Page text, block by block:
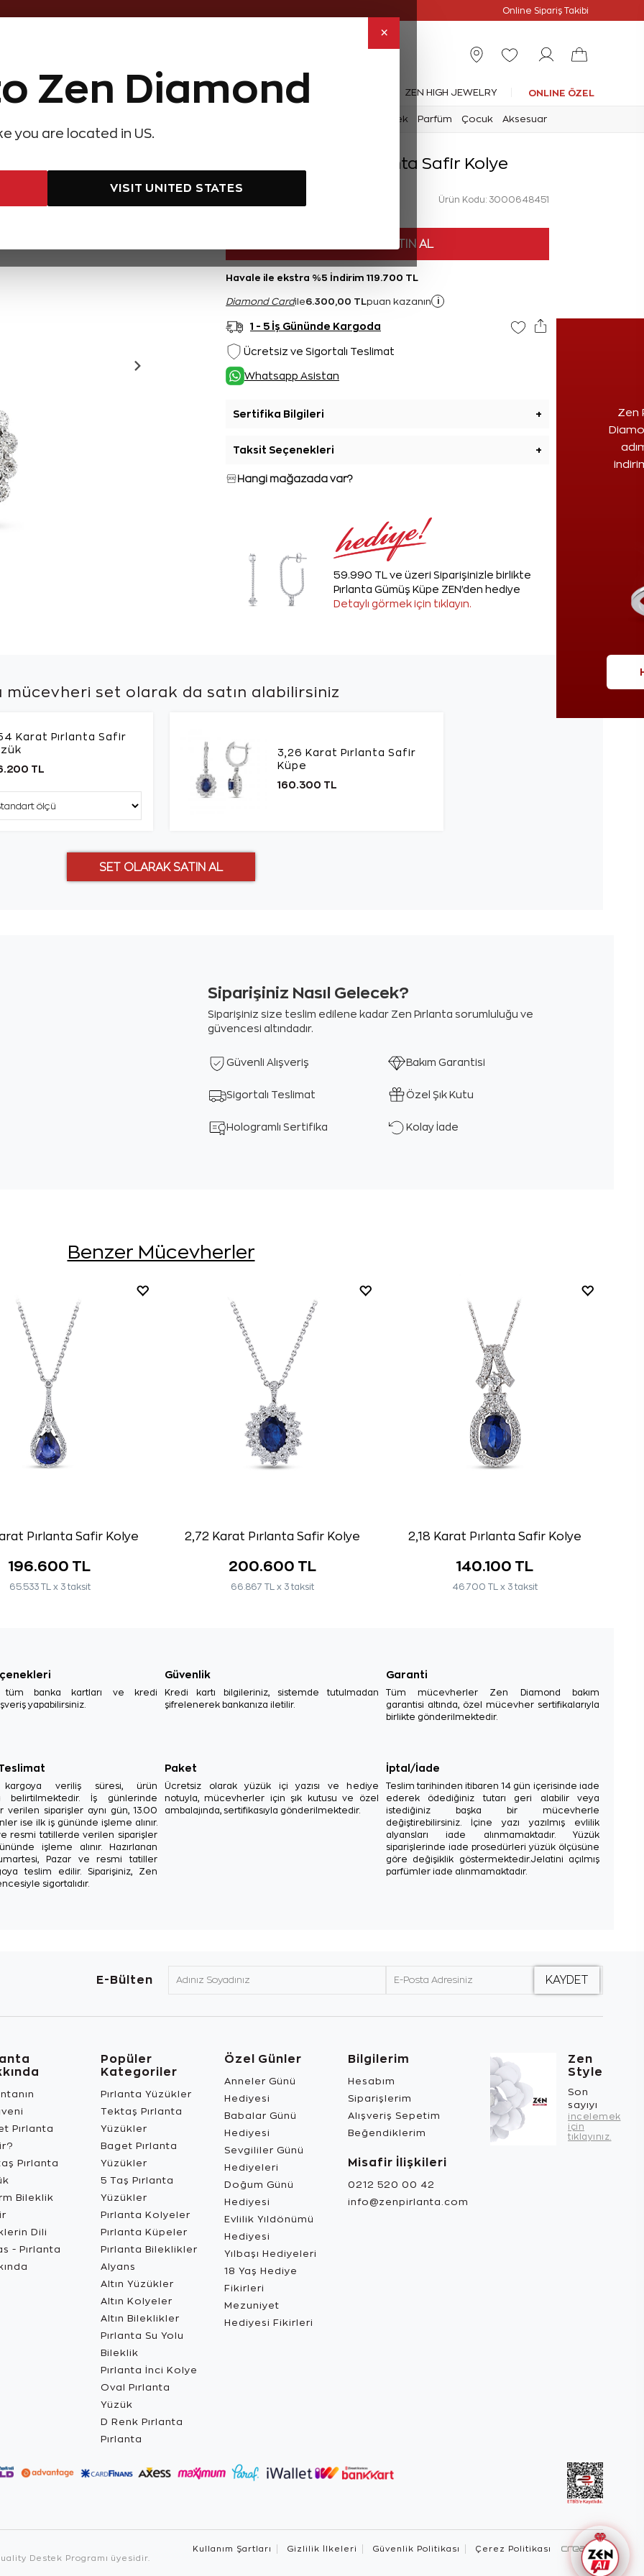
×
Zen Diamond
you are located in US.
VISIT UNITED STATES
Online Sipariş Takibi
Hediye Önerileri Evlilik Teklifi Setler Özel Koleksiyonlar ZEN HIGH JEWELRY ONLINE ÖZEL
Erkek Parfüm Çocuk Aksesuar
2,23 Karat Pırlanta Safir Kolye
Ürün Kodu: 3000648451
126.000 TL
HEMEN SATIN AL
Havale ile ekstra %5 İndirim 119.700 TL
Diamond Cardile6.300,00 TL puan kazanın i
Zen
1 - 5 İş Gününde Kargoda
Ücretsiz ve Sigortalı Teslimat
Whatsapp Asistan
Sertifika Bilgileri +
Taksit Seçenekleri +
Hangi mağazada var?
59.990 TL ve üzeri Siparişinizle birlikte
Pırlanta Gümüş Küpe ZEN'den hediye
Detaylı görmek için tıklayın.
mücevheri set olarak da satın alabilirsiniz
Karat Pırlanta Safir
TL
3,26 Karat Pırlanta Safir
Küpe
160.300 TL
Siparişiniz Nasıl Gelecek?
Siparişiniz size teslim edilene kadar Zen Pırlanta sorumluluğu ve
güvencesi altındadır.
Güvenli Alışveriş Bakım Garantisi
Sigortalı Teslimat Özel Şık Kutu
Hologramlı Sertifika Kolay İade
Benzer Mücevherler
Pırlanta Safir Kolye
196.600 TL
65.533 TL x 3 taksit
2,72 Karat Pırlanta Safir Kolye
200.600 TL
66.867 TL x 3 taksit
2,18 Karat Pırlanta Safir Kolye
140.100 TL
46.700 TL x 3 taksit
tüm banka kartları ve kredi
yapabilirsiniz.
Güvenlik
Kredi kartı bilgileriniz, sistemde tutulmadan
şifrelenerek bankanıza iletilir.
Garanti
Tüm mücevherler Zen Diamond bakım
garantisi altında, özel mücevher sertifikalarıyla
birlikte gönderilmektedir.
kargoya veriliş süresi, ürün
belirtilmektedir. İş günlerinde
verilen siparişler aynı gün, 13.00
ise ilk iş gününde işleme alınır.
resmi tatillerde verilen siparişler
işleme alınır. Hazırlanan
Pazar ve resmi tatiller
teslim edilir. Siparişiniz, Zen
sigortalıdır.
Paket
Ücretsiz olarak yüzük içi yazısı ve hediye
notuyla, mücevherler için şık kutusu ve özel
ambalajında, sertifikasıyla gönderilmektedir.
İptal/İade
Teslim tarihinden itibaren 14 gün içerisinde iade
ederek ödediğiniz tutarı geri alabilir veya
istediğiniz başka bir mücevherle
değiştirebilirsiniz. İçine yazı yazılmış evlilik
alyansları iade alınmamaktadır. Yüzük
siparişlerinde iade prosedürleri yüzük ölçüsüne
göre değişiklik göstermektedir.Jelatini açılmış
parfümler iade alınmamaktadır.
E-Bülten
Pırlanta
Pırlanta
Bileklik
Dili
- Pırlanta
Popüler
Kategoriler
Pırlanta Yüzükler
Tektaş Pırlanta
Yüzükler
Baget Pırlanta
Yüzükler
5 Taş Pırlanta
Yüzükler
Pırlanta Kolyeler
Pırlanta Küpeler
Pırlanta Bileklikler
Alyans
Altın Yüzükler
Altın Kolyeler
Altın Bileklikler
Pırlanta Su Yolu
Bileklik
Pırlanta İnci Kolye
Oval Pırlanta
Yüzük
D Renk Pırlanta
Pırlanta
Özel Günler
Anneler Günü
Hediyesi
Babalar Günü
Hediyesi
Sevgililer Günü
Hediyeleri
Doğum Günü
Hediyesi
Evlilik Yıldönümü
Hediyesi
Yılbaşı Hediyeleri
18 Yaş Hediye
Fikirleri
Mezuniyet
Hediyesi Fikirleri
Bilgilerim
Hesabım
Siparişlerim
Alışveriş Sepetim
Beğendiklerim
Misafir İlişkileri
0212 520 00 42
info@zenpirlanta.com
Zen
Style
Son
sayıyı
incelemek
için
tıklayınız.
Destek Programı üyesidir.
Kullanım Şartları Gizlilik İlkeleri Güvenlik Politikası Çerez Politikası